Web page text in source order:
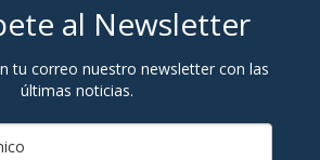
al Newsletter
tu correo nuestro newsletter con las
últimas noticias.